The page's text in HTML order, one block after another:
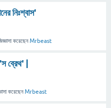
নিঃশ্বাস'
করেছেনMrbeast
ব্রেথ' |
করেছেনMrbeast